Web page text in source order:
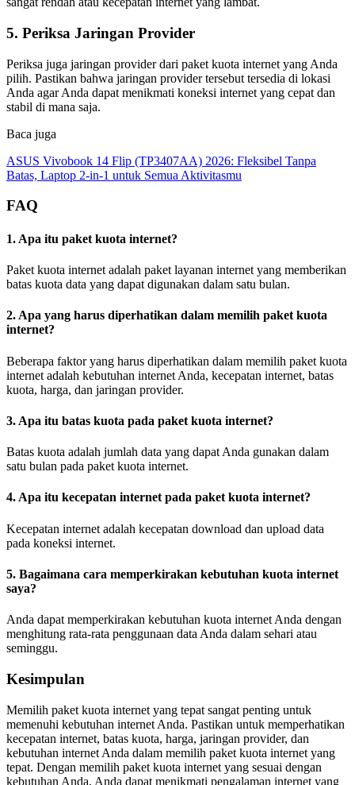
5. Periksa Jaringan Provider
Periksa juga jaringan provider dari paket kuota internet yang Anda
pilih. Pastikan bahwa jaringan provider tersebut tersedia di lokasi
Anda agar Anda dapat menikmati koneksi internet yang cepat dan
stabil di mana saja.
Baca juga
ASUS Vivobook 14 Flip (TP3407AA) 2026: Fleksibel Tanpa
Batas, Laptop 2-in-1 untuk Semua Aktivitasmu
FAQ
1. Apa itu paket kuota internet?
Paket kuota internet adalah paket layanan internet yang memberikan
batas kuota data yang dapat digunakan dalam satu bulan.
2. Apa yang harus diperhatikan dalam memilih paket kuota
internet?
Beberapa faktor yang harus diperhatikan dalam memilih paket kuota
internet adalah kebutuhan internet Anda, kecepatan internet, batas
kuota, harga, dan jaringan provider.
3. Apa itu batas kuota pada paket kuota internet?
Batas kuota adalah jumlah data yang dapat Anda gunakan dalam
satu bulan pada paket kuota internet.
4. Apa itu kecepatan internet pada paket kuota internet?
Kecepatan internet adalah kecepatan download dan upload data
pada koneksi internet.
5. Bagaimana cara memperkirakan kebutuhan kuota internet
saya?
Anda dapat memperkirakan kebutuhan kuota internet Anda dengan
menghitung rata-rata penggunaan data Anda dalam sehari atau
seminggu.
Kesimpulan
Memilih paket kuota internet yang tepat sangat penting untuk
memenuhi kebutuhan internet Anda. Pastikan untuk memperhatikan
kecepatan internet, batas kuota, harga, jaringan provider, dan
kebutuhan internet Anda dalam memilih paket kuota internet yang
tepat. Dengan memilih paket kuota internet yang sesuai dengan
kebutuhan Anda, Anda dapat menikmati pengalaman internet yang